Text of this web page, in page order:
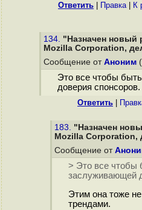
Ответить Правка| К
134. "Назначен новый
Mozilla Corporation,
Сообщение от Аноним
Это все чтобы
доверия спонсоров.
Ответить
183. "Назначен
Mozilla
Сообщение от
> Это все чтобы
заслуживающей
Этим она тоже
трендами.